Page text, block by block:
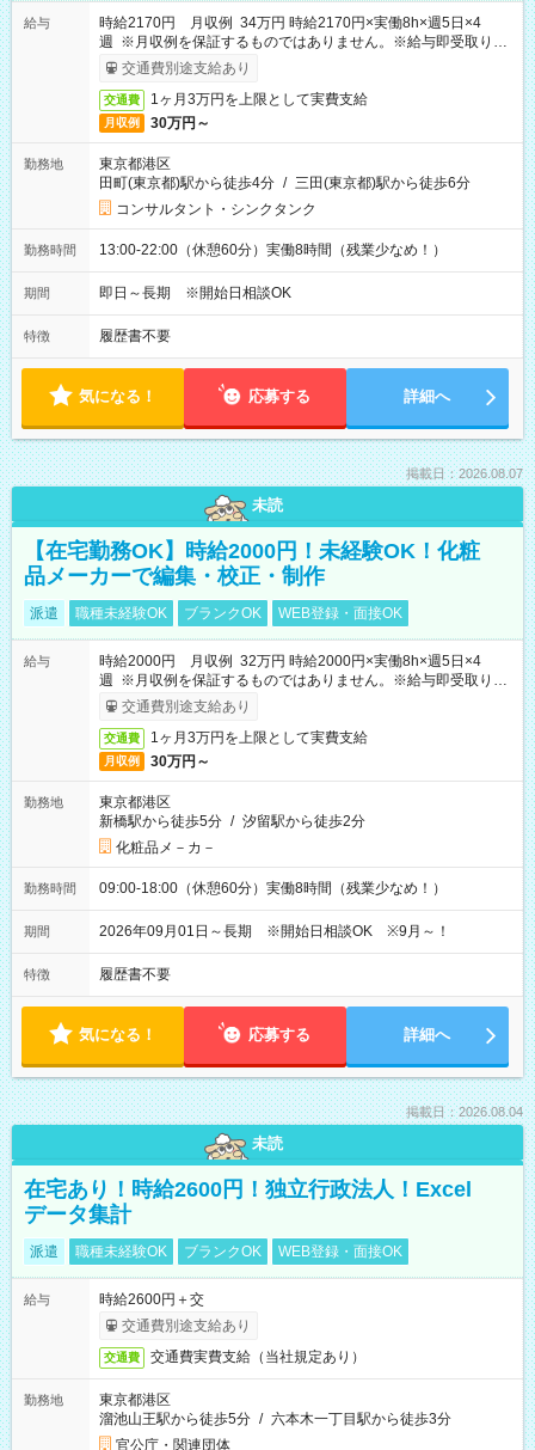
給与
時給2170円 月収例 34万円 時給2170円×実働8h×週5日×4
週 ※月収例を保証するものではありません。※給与即受取りサ
ービス利用可（利用条件有）
交通費別途支給あり
交通費 1ヶ月3万円を上限として実費支給
月収例 30万円～
勤務地
東京都港区
田町(東京都)駅から徒歩4分 / 三田(東京都)駅から徒歩6分
コンサルタント・シンクタンク
勤務時間 13:00-22:00（休憩60分）実働8時間（残業少なめ！）
期間 即日～長期 ※開始日相談OK
特徴 履歴書不要
気になる！ 応募する 詳細へ
掲載日：2026.08.07
未読
【在宅勤務OK】時給2000円！未経験OK！化粧
品メーカーで編集・校正・制作
派遣 職種未経験OK ブランクOK WEB登録・面接OK
給与
時給2000円 月収例 32万円 時給2000円×実働8h×週5日×4
週 ※月収例を保証するものではありません。※給与即受取りサ
ービス利用可（利用条件有）
交通費別途支給あり
交通費 1ヶ月3万円を上限として実費支給
月収例 30万円～
勤務地
東京都港区
新橋駅から徒歩5分 / 汐留駅から徒歩2分
化粧品メ－カ－
勤務時間 09:00-18:00（休憩60分）実働8時間（残業少なめ！）
期間 2026年09月01日～長期 ※開始日相談OK ※9月～！
特徴 履歴書不要
気になる！ 応募する 詳細へ
掲載日：2026.08.04
未読
在宅あり！時給2600円！独立行政法人！Excel
データ集計
派遣 職種未経験OK ブランクOK WEB登録・面接OK
給与
時給2600円＋交
交通費別途支給あり
交通費 交通費実費支給（当社規定あり）
勤務地
東京都港区
溜池山王駅から徒歩5分 / 六本木一丁目駅から徒歩3分
官公庁・関連団体